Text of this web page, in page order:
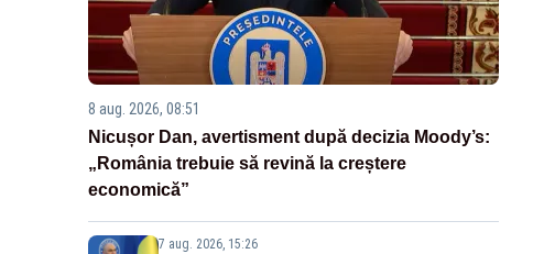
8 aug. 2026, 08:51
Nicușor Dan, avertisment după decizia Moody’s:
„România trebuie să revină la creștere
economică”
7 aug. 2026, 15:26